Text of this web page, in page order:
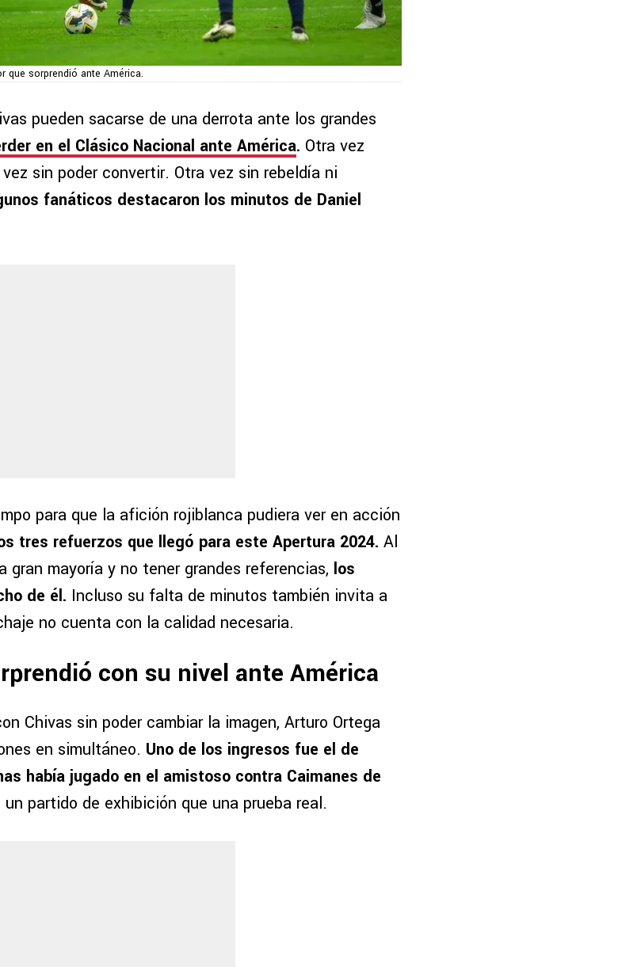
que sorprendió ante América.
pueden sacarse de una derrota ante los grandes
en el Clásico Nacional ante América. Otra vez
sin poder convertir. Otra vez sin rebeldía ni
fanáticos destacaron los minutos de Daniel
para que la afición rojiblanca pudiera ver en acción
tres refuerzos que llegó para este Apertura 2024. Al
gran mayoría y no tener grandes referencias, los
de él. Incluso su falta de minutos también invita a
no cuenta con la calidad necesaria.
con su nivel ante América
Chivas sin poder cambiar la imagen, Arturo Ortega
en simultáneo. Uno de los ingresos fue el de
había jugado en el amistoso contra Caimanes de
partido de exhibición que una prueba real.